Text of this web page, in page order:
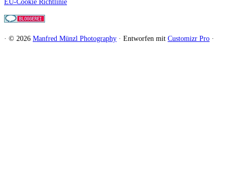
EU-Cookie Richtlinie
· © 2026 Manfred Münzl Photography · Entworfen mit Customizr Pro ·